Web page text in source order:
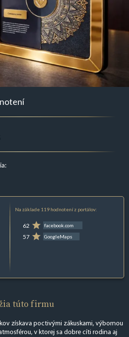
Na základe 119 hodnotení z portálov:
62 facebook.com
57 GoogleMaps
túto firmu
získava poctivými zákuskami, výbornou
v ktorej sa dobre cíti rodina aj